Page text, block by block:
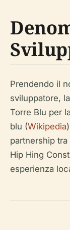
Prendendo il
sviluppatore,
Torre Blu per
blu (Wikipedia
partnership
Hip Hing
esperienza